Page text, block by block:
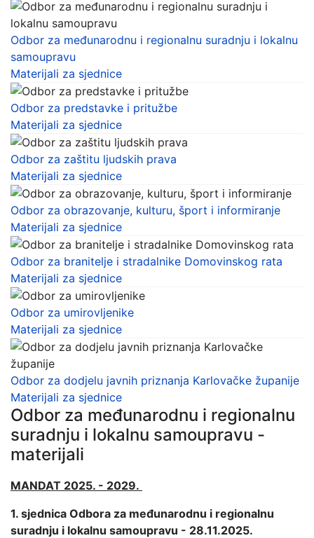
Odbor za međunarodnu i regionalnu suradnju i lokalnu
samoupravu
Materijali za sjednice
Odbor za predstavke i pritužbe
Materijali za sjednice
Odbor za zaštitu ljudskih prava
Materijali za sjednice
Odbor za obrazovanje, kulturu, šport i informiranje
Materijali za sjednice
Odbor za branitelje i stradalnike Domovinskog rata
Materijali za sjednice
Odbor za umirovljenike
Materijali za sjednice
Odbor za dodjelu javnih priznanja Karlovačke županije
Materijali za sjednice
Odbor za međunarodnu i regionalnu
suradnju i lokalnu samoupravu -
materijali
MANDAT 2025. - 2029.
1. sjednica Odbora za međunarodnu i regionalnu
suradnju i lokalnu samoupravu - 28.11.2025.